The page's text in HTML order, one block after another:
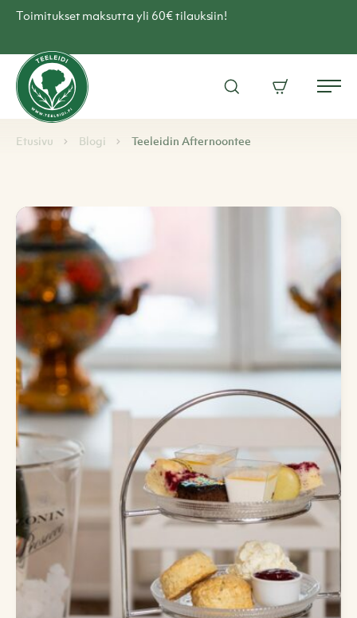
Skip
Toimitukset maksutta yli 60€ tilauksiin!
Teen
verkkokauppa
–
Teeleidi
Avaa
Ostoskori
Navigoi
Browse:
Etusivu
Blogi Teeleidin Afternoontee